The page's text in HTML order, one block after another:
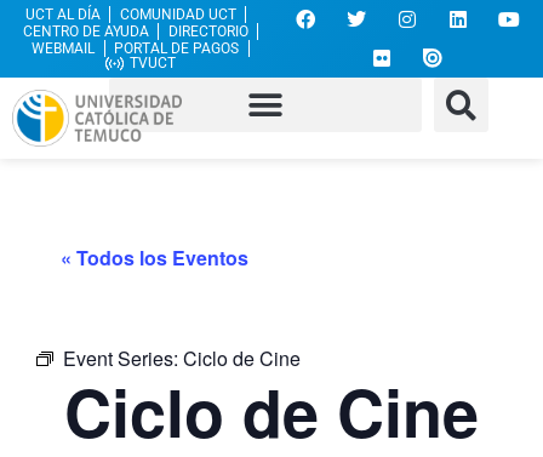
UCT AL DÍA
COMUNIDAD UCT
CENTRO DE AYUDA
DIRECTORIO
WEBMAIL
PORTAL DE PAGOS
TVUCT
« Todos los Eventos
Event Series: Ciclo de Cine
Ciclo de Cine